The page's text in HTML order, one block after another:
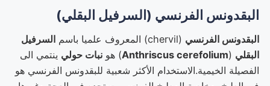
البقدونس الفرنسي (السرفيل البقلي)
البقدونس الفرنسي (
chervil) المعروف علميا باسم السرفيل
البقلي (
Anthriscus cerefolium) هو نبات حولي ينتمي الى
الفصيلة الخيمية.الاستخدام الأكثر شعبية للبقدونس الفرنسي هو